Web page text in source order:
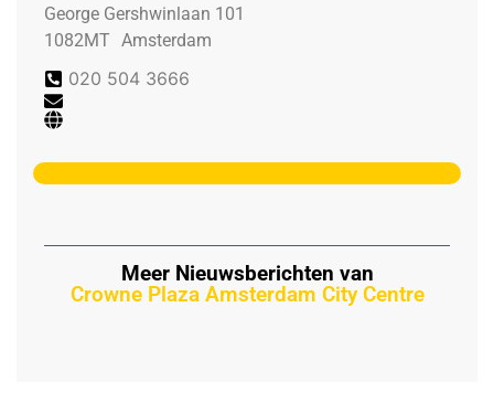
George Gershwinlaan 101
1082MT Amsterdam
020 504 3666
Meer Nieuwsberichten van
Crowne Plaza Amsterdam City Centre